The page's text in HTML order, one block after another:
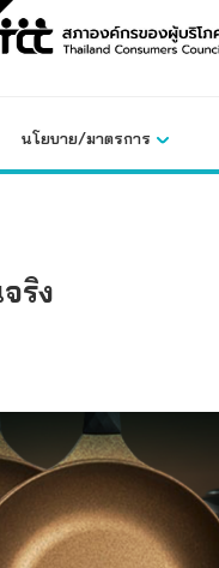
นโยบาย/มาตรการ
ริง